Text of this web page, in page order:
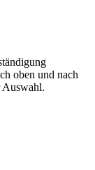
oben und nach
Auswahl.